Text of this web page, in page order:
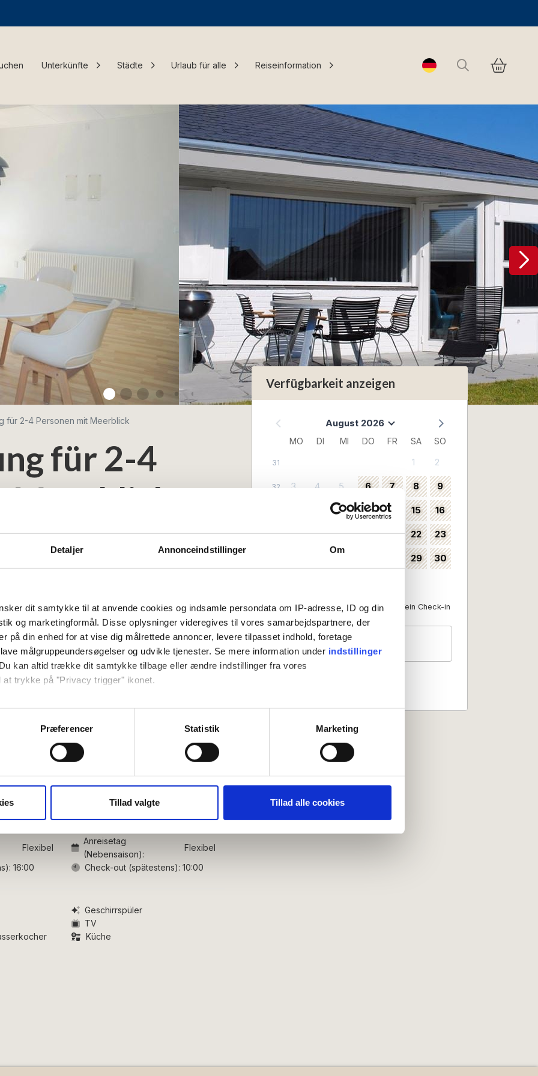
Detaljer Annonceindstillinger Om
dit samtykke til at anvende cookies og indsamle persondata om IP-adresse, ID og din
og marketingformål. Disse oplysninger videregives til vores samarbejdspartnere, der
på din enhed for at vise dig målrettede annoncer, levere tilpasset indhold, foretage
målgruppeundersøgelser og udvikle tjenester. Se mere information under indstillinger
kan altid trække dit samtykke tilbage eller ændre indstillinger fra vores
at trykke på "Privacy trigger" ikonet.
gerne:
om din placering, der kan være nøjagtig inden for få meter
baseret på en scanning af dens unikke karakteristika (fingerprinting)
vores indhold og annoncer, til at vise dig funktioner til sociale medier og til at analysere
om din brug af vores hjemmeside med vores partnere inden for sociale medier,
Præferencer Statistik Marketing
Tillad valgte Tillad alle cookies
Unterkünfte Städte Urlaub für alle Reiseinformation Change language
Suchen
für 2-4 Personen mit Meerblick
für 2-4
Meerblick
von der Bornholmer
Betten), große und gut ausgestattete
(2 Betten) und Badezimmer.
Balkon oder einer Terrasse mit
und ein eigener Grill sind in jedem
44 und 50 m2 groß.
Flexibel
Anreisetag
(Nebensaison):
Flexibel
16:00 Check-out (spätestens): 10:00
Geschirrspüler
TV
Küche
Verfügbarkeit anzeigen
August 2026
MO DI MI DO FR SA SO
31 1 2
32 3 4 5 6 7 8 9
12 13 14 15 16
34 17 18 19 20 21 22 23
29 30
Als Anreisedatum verfügbar Kein Check-in
Gäste
2 Personen